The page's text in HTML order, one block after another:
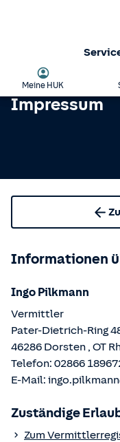
Meine HUK
Impressum
Informationen
Ingo Pilkmann
Vermittler
Pater-Dietrich-Ring
46286 Dorsten , OT
Telefon: 02866
E-Mail:
Zuständige
Zum